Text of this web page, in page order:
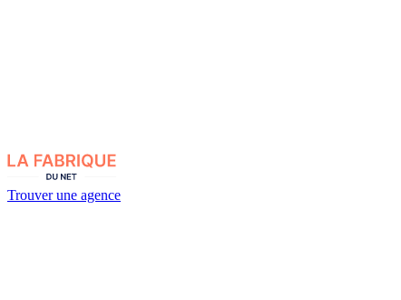
Trouver une agence